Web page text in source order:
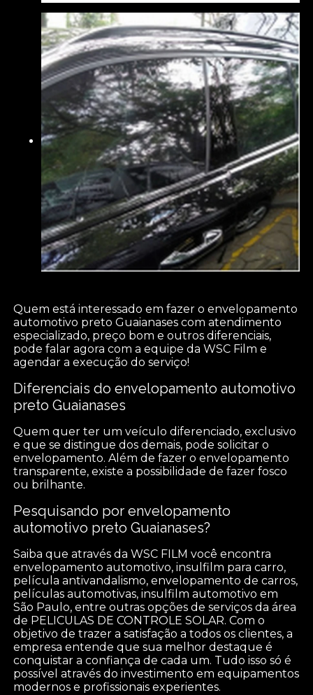
Quem está interessado em fazer o envelopamento
automotivo preto Guaianases com atendimento
especializado, preço bom e outros diferenciais,
pode falar agora com a equipe da WSC Film e
agendar a execução do serviço!
Diferenciais do envelopamento automotivo
preto Guaianases
Quem quer ter um veículo diferenciado, exclusivo
e que se distingue dos demais, pode solicitar o
envelopamento. Além de fazer o envelopamento
transparente, existe a possibilidade de fazer fosco
ou brilhante.
Pesquisando por envelopamento
automotivo preto Guaianases?
Saiba que através da WSC FILM você encontra
envelopamento automotivo, insulfilm para carro,
película antivandalismo, envelopamento de carros,
películas automotivas, insulfilm automotivo em
São Paulo, entre outras opções de serviços da área
de PELICULAS DE CONTROLE SOLAR. Com o
objetivo de trazer a satisfação a todos os clientes, a
empresa entende que sua melhor destaque é
conquistar a confiança de cada um. Tudo isso só é
possível através do investimento em equipamentos
modernos e profissionais experientes.